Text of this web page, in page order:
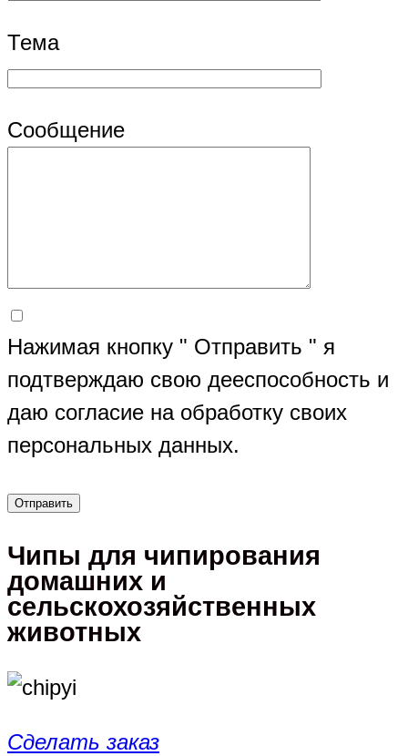
Тема
Сообщение
Нажимая кнопку " Отправить " я
подтверждаю свою дееспособность и
даю согласие на обработку своих
персональных данных.
Чипы для чипирования
домашних и
сельскохозяйственных
животных
Сделать заказ